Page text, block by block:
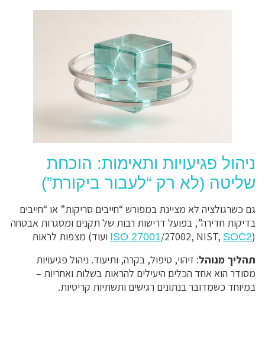
ניהול פגיעויות ותאימות: הוכחת
שליטה (לא רק “לעבור ביקורת”)
גם כשרגולציה לא מציינת במפורש “חייבים סריקות” או “חייבים
בדיקות חדירה”, בפועל דרישות רבות של תקנים ומסגרות אבטחה
(
ISO 27001/27002, NIST, SOC2
ועוד) מצפות לראות
תהליך מנוהל: זיהוי, טיפול, בקרה, ותיעוד. ניהול פגיעויות
מסודר הוא אחד הכלים היעילים להראות בשלות ואחריות –
במיוחד כשמדובר בנתונים רגישים ותשתיות קריטיות.